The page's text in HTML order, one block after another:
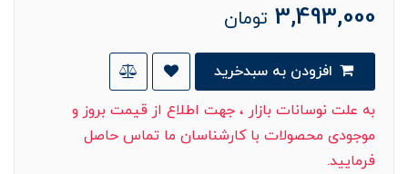
3,493,000 تومان
به علت نوسانات بازار ، جهت اطلاع از قیمت بروز و
موجودی محصولات با کارشناسان ما تماس حاصل
فرمایید.